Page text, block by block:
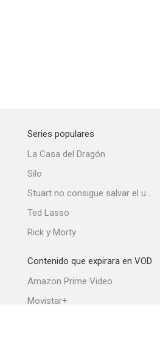
Series populares
La Casa del Dragón
Silo
Stuart no consigue salvar el universo
Ted Lasso
Rick y Morty
Contenido que expirara en VOD
Amazon Prime Video
Movistar+